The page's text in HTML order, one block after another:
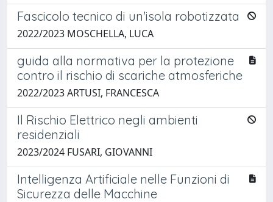
Fascicolo tecnico di un'isola robotizzata
2022/2023 MOSCHELLA, LUCA
guida alla normativa per la protezione
contro il rischio di scariche atmosferiche
2022/2023 ARTUSI, FRANCESCA
Il Rischio Elettrico negli ambienti
residenziali
2023/2024 FUSARI, GIOVANNI
Intelligenza Artificiale nelle Funzioni di
Sicurezza delle Macchine